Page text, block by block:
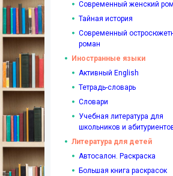
Современный женский
Тайная история
Современный
роман
Иностранные языки
Активный English
Тетрадь-словарь
Словари
Учебная литература для
школьников и
Литература для детей
Автосалон. Раскраска
Большая книга раскрасок